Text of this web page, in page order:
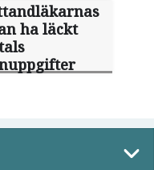
ha läckt